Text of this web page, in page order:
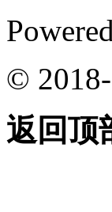
©
返回顶